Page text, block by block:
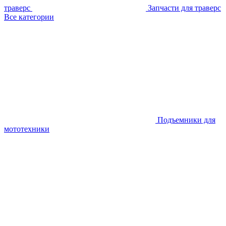
траверс
Запчасти для траверс
Все категории
Подъемники для
мототехники